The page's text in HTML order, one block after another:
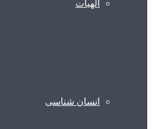
الهیات
انسان شناسی